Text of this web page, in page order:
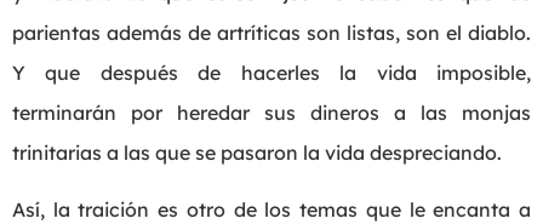
parientas además de artríticas son listas, son el diablo.
Y que después de hacerles la vida imposible,
terminarán por heredar sus dineros a las monjas
trinitarias a las que se pasaron la vida despreciando.
Así, la traición es otro de los temas que le encanta a